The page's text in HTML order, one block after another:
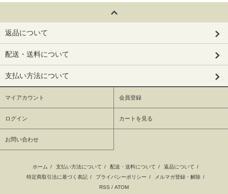
返品について
配送・送料について
支払い方法について
マイアカウント 会員登録
ログイン カートを見る
お問い合わせ
ホーム / 支払い方法について / 配送・送料について / 返品について /
特定商取引法に基づく表記 / プライバシーポリシー / メルマガ登録・解除 /
RSS / ATOM